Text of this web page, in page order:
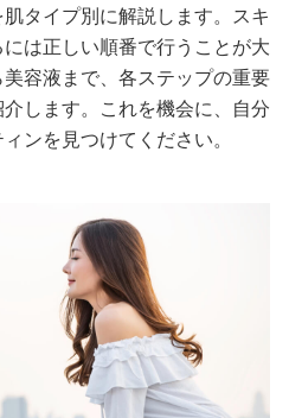
タイプ別に解説します。スキ
は正しい順番で行うことが大
容液まで、各ステップの重要
します。これを機会に、自分
ンを見つけてください。